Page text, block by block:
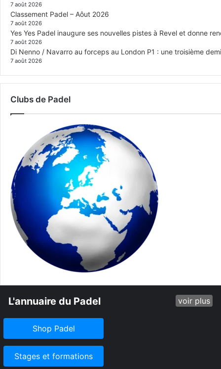
7 août 2026
Classement Padel – Aôut 2026
7 août 2026
Yes Yes Padel inaugure ses nouvelles pistes à Revel et donne
7 août 2026
Di Nenno / Navarro au forceps au London P1 : une troisième
7 août 2026
Clubs de Padel
L'annuaire du Padel voir plus
Shop Padel
Stages et formations